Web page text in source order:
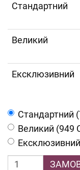
Cтандартний
Великий
Ексклюзивний
Cтандартний
Великий (949